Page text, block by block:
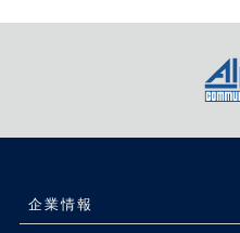
企業情報